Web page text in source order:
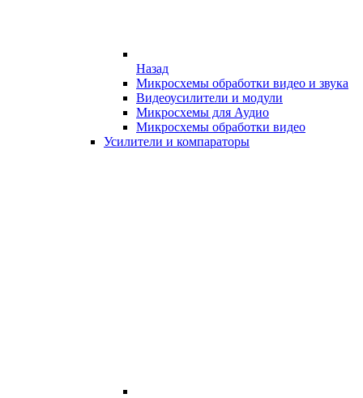
Назад
Микросхемы обработки видео и звука
Видеоусилители и модули
Микросхемы для Аудио
Микросхемы обработки видео
Усилители и компараторы